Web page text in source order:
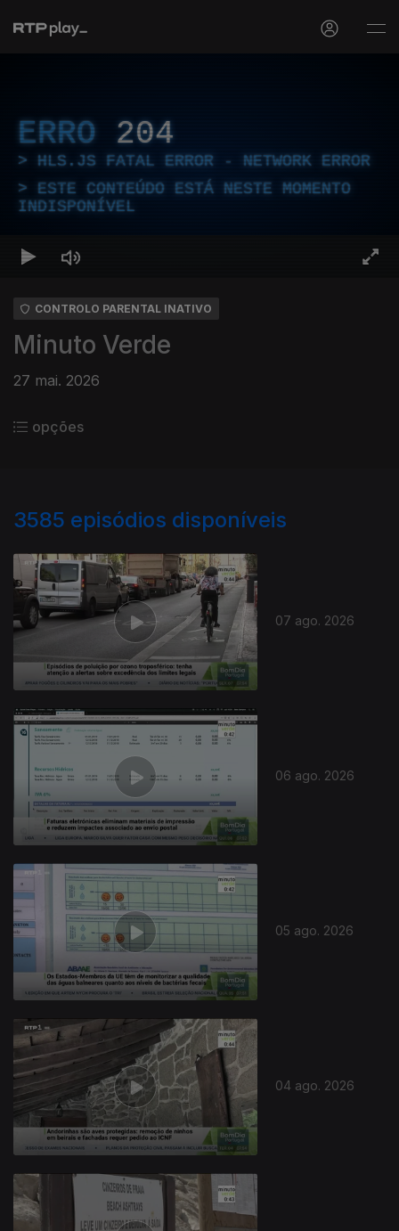
ERRO 204
HLS.JS FATAL ERROR - NETWORK ERROR
ESTE CONTEÚDO ESTÁ NESTE MOMENTO
INDISPONÍVEL
CONTROLO PARENTAL INATIVO
Minuto Verde
27 mai. 2026
opções
3585 episódios disponíveis
07 ago. 2026
06 ago. 2026
05 ago. 2026
04 ago. 2026